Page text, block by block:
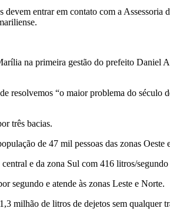
entrar em contato com a
na primeira gestão do prefeito Daniel
resolvemos “o maior problema do
três bacias.
de 47 mil pessoas das zonas Oeste
e da zona Sul com 416 litros/segundo
segundo e atende às zonas Leste e Norte.
milhão de litros de dejetos sem